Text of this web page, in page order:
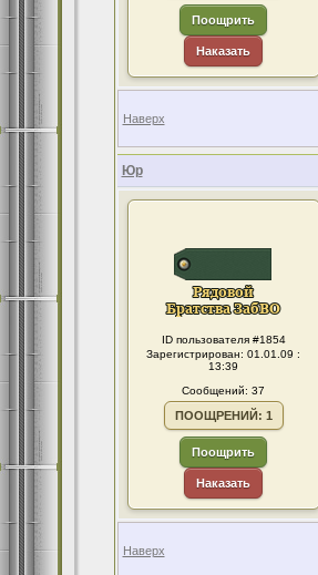
Поощрить
Наказать
Наверх
Юр
ID пользователя #1854
Зарегистрирован: 01.01.09 :
13:39
Сообщений: 37
ПООЩРЕНИЙ: 1
Поощрить
Наказать
Наверх